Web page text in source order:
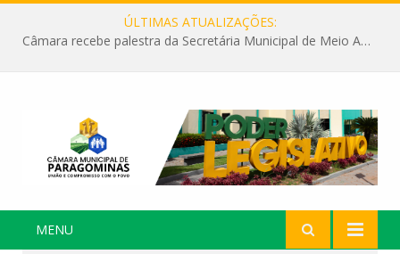
ÚLTIMAS ATUALIZAÇÕES:
Câmara recebe palestra da Secretária Municipal de Meio Ambiente sobre as ações da “SEMANA DO MEIO AMBIENTE”
MENU